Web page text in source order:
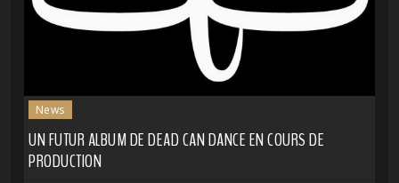
News
UN FUTUR ALBUM DE DEAD CAN DANCE EN COURS DE
PRODUCTION